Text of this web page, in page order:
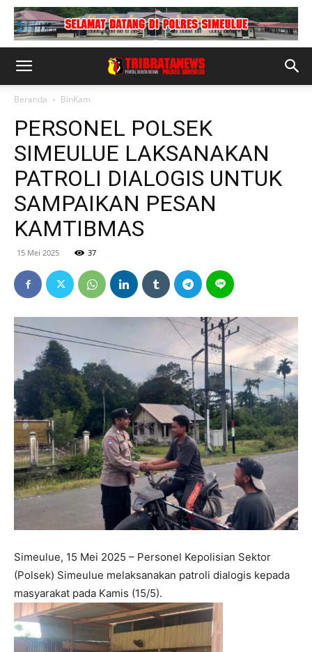
Beranda BinKam
PERSONEL POLSEK
SIMEULUE LAKSANAKAN
PATROLI DIALOGIS UNTUK
SAMPAIKAN PESAN
KAMTIBMAS
15 Mei 2025 37
Simeulue, 15 Mei 2025 – Personel Kepolisian Sektor
(Polsek) Simeulue melaksanakan patroli dialogis kepada
masyarakat pada Kamis (15/5).